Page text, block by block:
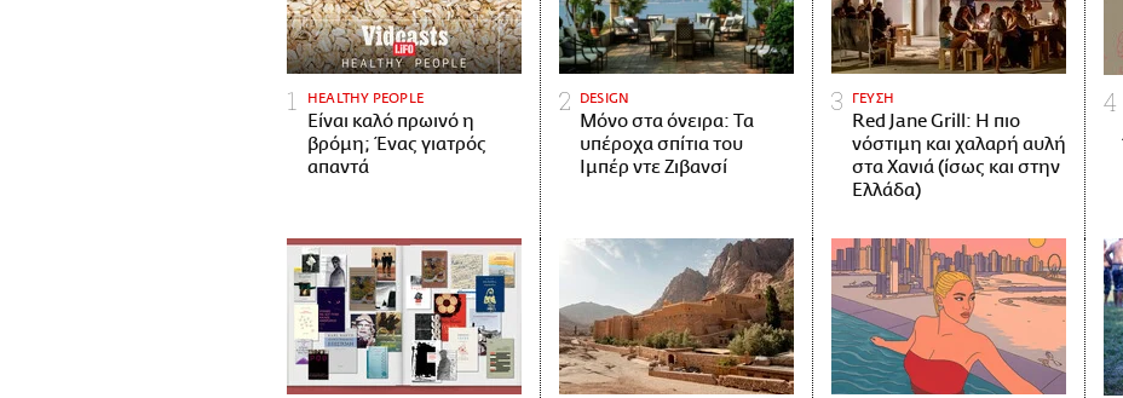
HEALTHY PEOPLE
Είναι καλό πρωινό η
βρόμη; Ένας γιατρός
απαντά
DESIGN
Μόνο στα όνειρα: Τα
υπέροχα σπίτια του
Ιμπέρ ντε Ζιβανσί
ΓΕΥΣΗ
Red Jane Grill: Η πιο
νόστιμη και χαλαρή αυλή
στα Χανιά (ίσως και στην
Ελλάδα)